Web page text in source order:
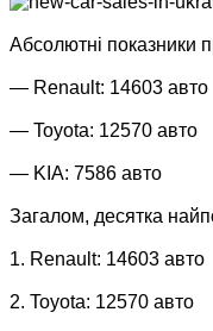
Абсолютні показники
— Renault: 14603 авто
— Toyota: 12570 авто
— KIA: 7586 авто
Загалом, десятка
1. Renault: 14603 авто
2. Toyota: 12570 авто